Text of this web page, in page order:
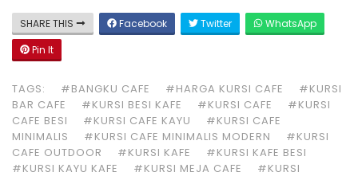
SHARE THIS Facebook Twitter
WhatsApp
Pin It
TAGS: #BANGKU CAFE #HARGA KURSI CAFE
#KURSI
BAR CAFE
#KURSI BESI KAFE #KURSI CAFE
#KURSI
CAFE BESI
#KURSI CAFE KAYU
#KURSI CAFE
MINIMALIS
#KURSI CAFE MINIMALIS MODERN
#KURSI
CAFE OUTDOOR
#KURSI KAFE
#KURSI KAFE BESI
#KURSI KAYU KAFE
#KURSI MEJA CAFE #KURSI